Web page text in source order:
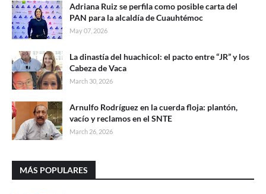
Adriana Ruiz se perfila como posible carta del
PAN para la alcaldía de Cuauhtémoc
May 07, 2026
La dinastía del huachicol: el pacto entre “JR” y los
Cabeza de Vaca
March 30, 2026
Arnulfo Rodríguez en la cuerda floja: plantón,
vacío y reclamos en el SNTE
March 26, 2026
MÁS POPULARES